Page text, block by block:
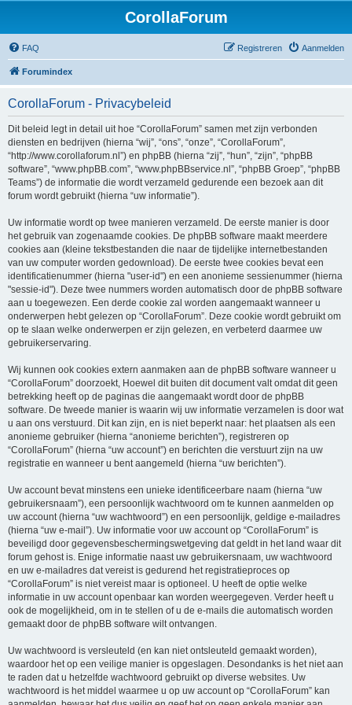
CorollaForum
FAQ Aanmelden
Registreren
Forumindex
CorollaForum - Privacybeleid
Dit beleid legt in detail uit hoe “CorollaForum” samen met zijn verbonden
diensten en bedrijven (hierna “wij”, “ons”, “onze”, “CorollaForum”,
“http://www.corollaforum.nl”) en phpBB (hierna “zij”, “hun”, “zijn”, “phpBB
software”, “www.phpBB.com”, “www.phpBBservice.nl”, “phpBB Groep”, “phpBB
Teams”) de informatie die wordt verzameld gedurende een bezoek aan dit
forum wordt gebruikt (hierna “uw informatie”).
Uw informatie wordt op twee manieren verzameld. De eerste manier is door
het gebruik van zogenaamde cookies. De phpBB software maakt meerdere
cookies aan (kleine tekstbestanden die naar de tijdelijke internetbestanden
van uw computer worden gedownload). De eerste twee cookies bevat een
identificatienummer (hierna "user-id") en een anonieme sessienummer (hierna
"sessie-id"). Deze twee nummers worden automatisch door de phpBB software
aan u toegewezen. Een derde cookie zal worden aangemaakt wanneer u
onderwerpen hebt gelezen op “CorollaForum”. Deze cookie wordt gebruikt om
op te slaan welke onderwerpen er zijn gelezen, en verbeterd daarmee uw
gebruikerservaring.
Wij kunnen ook cookies extern aanmaken aan de phpBB software wanneer u
“CorollaForum” doorzoekt, Hoewel dit buiten dit document valt omdat dit geen
betrekking heeft op de paginas die aangemaakt wordt door de phpBB
software. De tweede manier is waarin wij uw informatie verzamelen is door wat
u aan ons verstuurd. Dit kan zijn, en is niet beperkt naar: het plaatsen als een
anonieme gebruiker (hierna “anonieme berichten”), registreren op
“CorollaForum” (hierna “uw account”) en berichten die verstuurt zijn na uw
registratie en wanneer u bent aangemeld (hierna “uw berichten”).
Uw account bevat minstens een unieke identificeerbare naam (hierna “uw
gebruikersnaam”), een persoonlijk wachtwoord om te kunnen aanmelden op
uw account (hierna “uw wachtwoord”) en een persoonlijk, geldige e-mailadres
(hierna “uw e-mail”). Uw informatie voor uw account op “CorollaForum” is
beveiligd door gegevensbeschermingswetgeving dat geldt in het land waar dit
forum gehost is. Enige informatie naast uw gebruikersnaam, uw wachtwoord
en uw e-mailadres dat vereist is gedurend het registratieproces op
“CorollaForum” is niet vereist maar is optioneel. U heeft de optie welke
informatie in uw account openbaar kan worden weergegeven. Verder heeft u
ook de mogelijkheid, om in te stellen of u de e-mails die automatisch worden
gemaakt door de phpBB software wilt ontvangen.
Uw wachtwoord is versleuteld (en kan niet ontsleuteld gemaakt worden),
waardoor het op een veilige manier is opgeslagen. Desondanks is het niet aan
te raden dat u hetzelfde wachtwoord gebruikt op diverse websites. Uw
wachtwoord is het middel waarmee u op uw account op “CorollaForum” kan